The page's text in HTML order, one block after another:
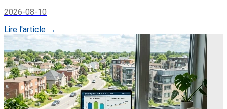
2026-08-10
Lire l'article →